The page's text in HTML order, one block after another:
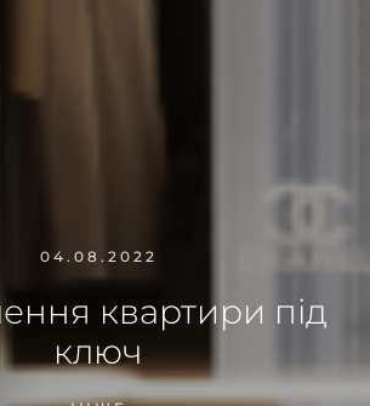
04.08.2022
квартири під
ключ